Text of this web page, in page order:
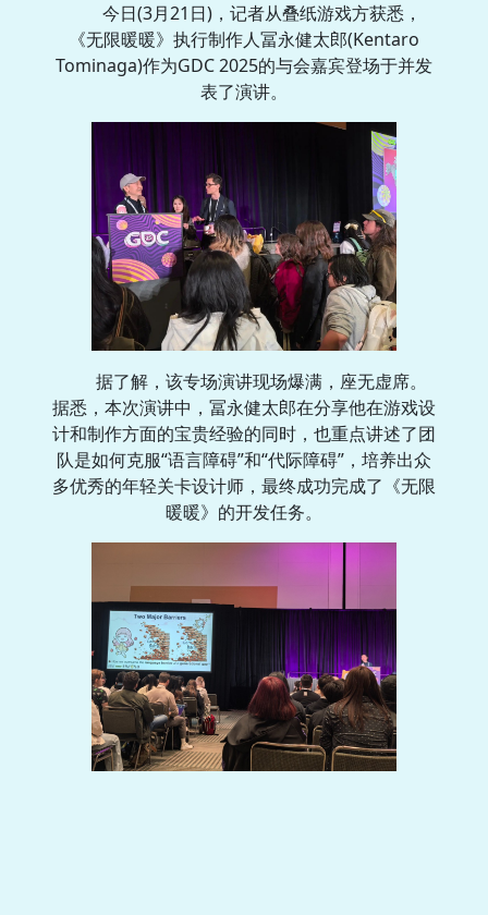
今日(3月21日)，记者从叠纸游戏方获悉，
《无限暖暖》执行制作人冨永健太郎(Kentaro
Tominaga)作为GDC 2025的与会嘉宾登场于并发
表了演讲。
据了解，该专场演讲现场爆满，座无虚席。
据悉，本次演讲中，冨永健太郎在分享他在游戏设
计和制作方面的宝贵经验的同时，也重点讲述了团
队是如何克服“语言障碍”和“代际障碍”，培养出众
多优秀的年轻关卡设计师，最终成功完成了《无限
暖暖》的开发任务。